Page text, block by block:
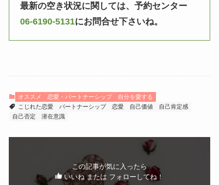
最新の空き状況に関しては、予約センター
06-6190-5131にお問合せ下さいね。
オススメ 恋愛・パートナーシップ
自分を愛する
こじれた恋愛
パートナーシップ 恋愛 自己価値
自己肯定感
自己否定
潜在意識
この記事が気に入ったら
いいね または フォローしてね！